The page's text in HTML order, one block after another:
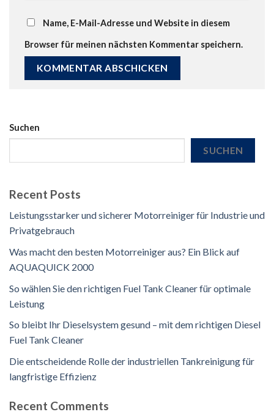
Name, E-Mail-Adresse und Website in diesem
Browser für meinen nächsten Kommentar speichern.
Suchen
SUCHEN
Recent Posts
Leistungsstarker und sicherer Motorreiniger für Industrie und
Privatgebrauch
Was macht den besten Motorreiniger aus? Ein Blick auf
AQUAQUICK 2000
So wählen Sie den richtigen Fuel Tank Cleaner für optimale
Leistung
So bleibt Ihr Dieselsystem gesund – mit dem richtigen Diesel
Fuel Tank Cleaner
Die entscheidende Rolle der industriellen Tankreinigung für
langfristige Effizienz
Recent Comments